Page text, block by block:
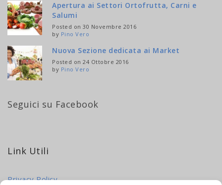
Apertura ai Settori Ortofrutta, Carni e
Salumi
Posted on 30 Novembre 2016
by Pino Vero
Nuova Sezione dedicata ai Market
Posted on 24 Ottobre 2016
by Pino Vero
Seguici su Facebook
Link Utili
Privacy Policy